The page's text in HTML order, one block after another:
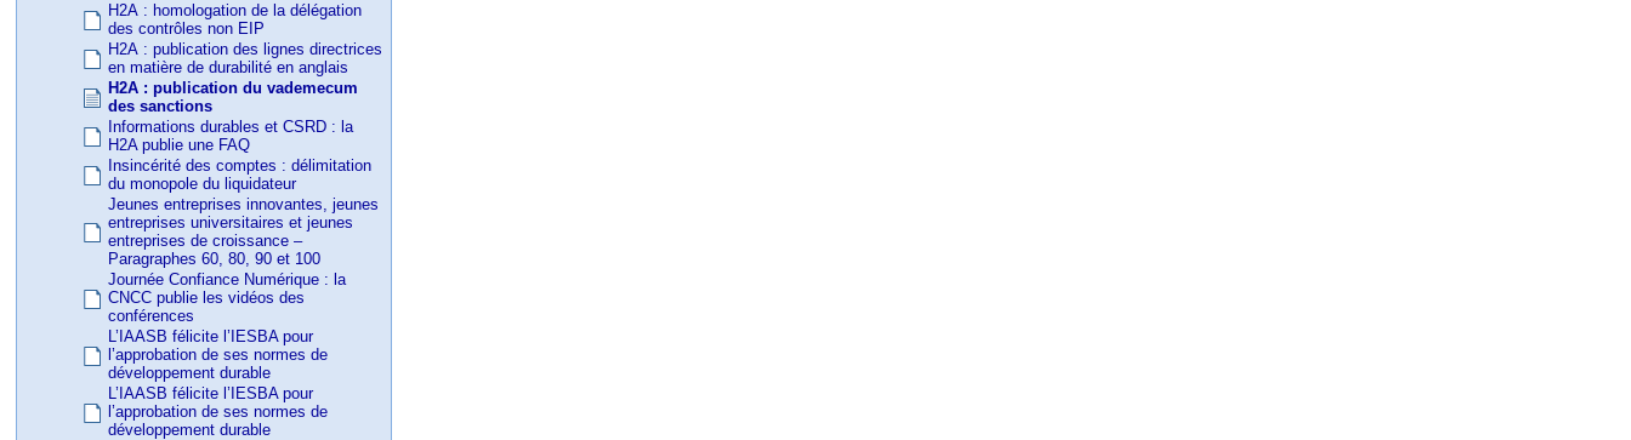
H2A : homologation de la délégation
des contrôles non EIP
H2A : publication des lignes directrices
en matière de durabilité en anglais
H2A : publication du vademecum
des sanctions
Informations durables et CSRD : la
H2A publie une FAQ
Insincérité des comptes : délimitation
du monopole du liquidateur
Jeunes entreprises innovantes, jeunes
entreprises universitaires et jeunes
entreprises de croissance –
Paragraphes 60, 80, 90 et 100
Journée Confiance Numérique : la
CNCC publie les vidéos des
conférences
L’IAASB félicite l’IESBA pour
l’approbation de ses normes de
développement durable
L’IAASB félicite l’IESBA pour
l’approbation de ses normes de
développement durable